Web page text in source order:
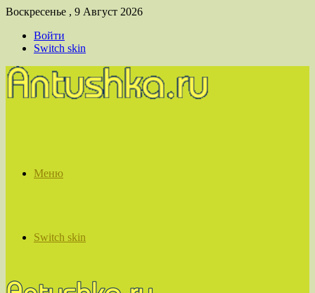
Воскресенье , 9 Август 2026
Войти
Switch skin
Меню
Switch skin